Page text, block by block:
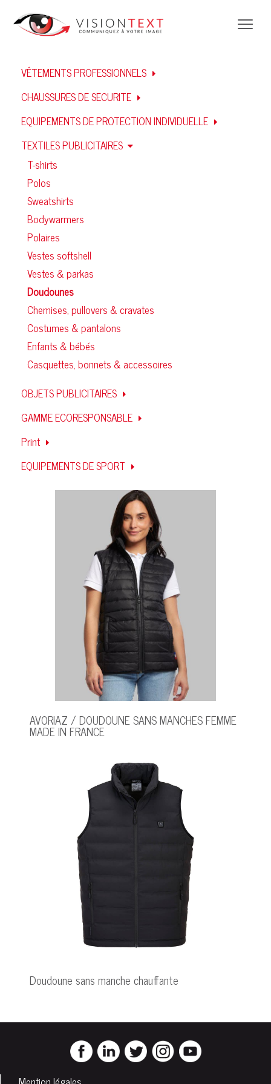
VÊTEMENTS PROFESSIONNELS
CHAUSSURES DE SECURITE
EQUIPEMENTS DE PROTECTION INDIVIDUELLE
TEXTILES PUBLICITAIRES
T-shirts
Polos
Sweatshirts
Bodywarmers
Polaires
Vestes softshell
Vestes & parkas
Doudounes
Chemises, pullovers & cravates
Costumes & pantalons
Enfants & bébés
Casquettes, bonnets & accessoires
OBJETS PUBLICITAIRES
GAMME ECORESPONSABLE
Print
EQUIPEMENTS DE SPORT
AVORIAZ / DOUDOUNE SANS MANCHES FEMME
MADE IN FRANCE
Doudoune sans manche chauffante